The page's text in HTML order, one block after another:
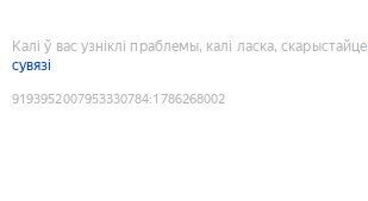
Калі ў вас узніклі праблемы, калі ласка, скарыстайце
сувязі
9193952007953330784:1786268002